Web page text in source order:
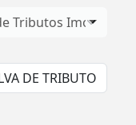
Tributos